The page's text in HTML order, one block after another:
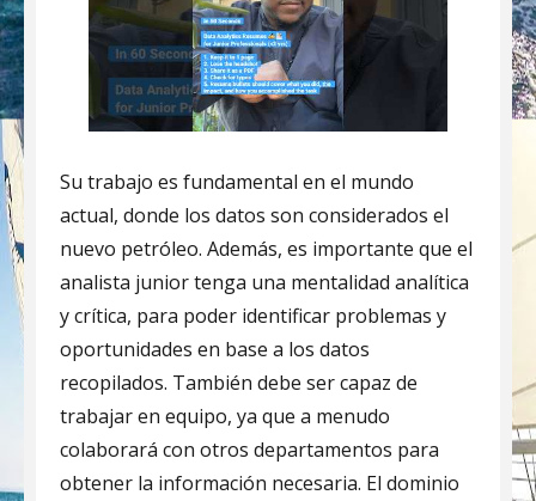
Su trabajo es fundamental en el mundo
actual, donde los datos son considerados el
nuevo petróleo. Además, es importante que el
analista junior tenga una mentalidad analítica
y crítica, para poder identificar problemas y
oportunidades en base a los datos
recopilados. También debe ser capaz de
trabajar en equipo, ya que a menudo
colaborará con otros departamentos para
obtener la información necesaria. El dominio